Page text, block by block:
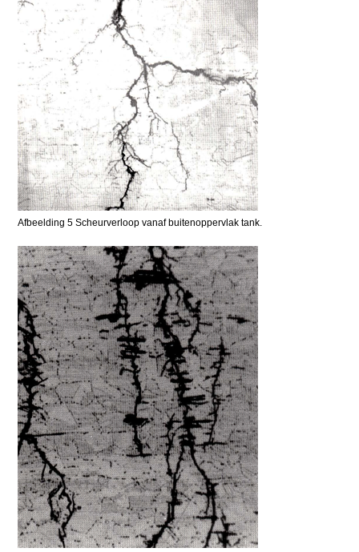
Afbeelding 5 Scheurverloop vanaf buitenoppervlak tank.